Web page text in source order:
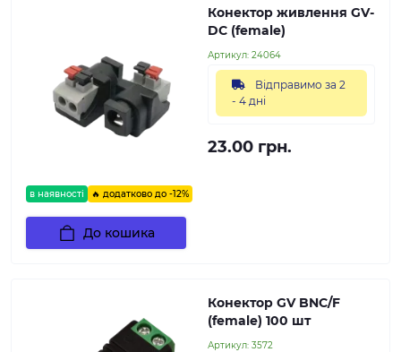
в наявності 🔥 додатково до -12%
Конектор живлення GV-
DC (female)
Артикул: 24064
Відправимо за 2
- 4 дні
23.00 грн.
До кошика
Конектор GV BNC/F
(female) 100 шт
Артикул: 3572